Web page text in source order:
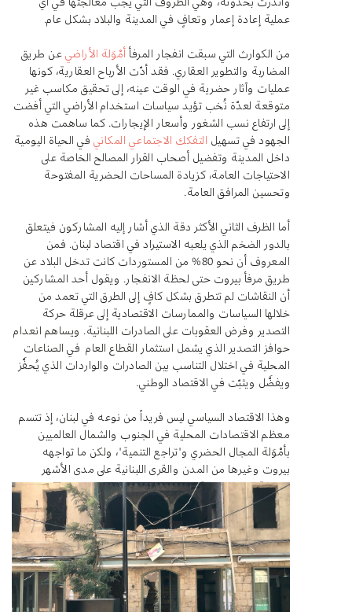
عملية إعادة إعمار وتعافٍ في المدينة والبلاد بشكل عام.
من الكوارث التي سبقت انفجار المرفأأمْوَلة الأراضيعن طريق
المضاربة والتطوير العقاري. فقد أدّت الأرباح العقارية، كونها
عمليات وآثار حضرية في الوقت عينه، إلى تحقيق مكاسب غير
متوقعة لعدّة نُخب تؤيد سياسات استخدام الأراضي التي أفضت
إلى ارتفاع نسب الشغور وأسعار الإيجارات. كما ساهمت هذه
الجهود في تسهيل التفكك الاجتماعي المكاني في الحياة اليومية
داخل المدينة وتفضيل أصحاب القرار المصالح الخاصة على
الاحتياجات العامة، كزيادة المساحات الحضرية المفتوحة
وتحسين المرافق العامة.
أما الظرف الثاني الأكثر دقة الذي أشار إليه المشاركون فيتعلق
بالدور الضخم الذي يلعبه الاستيراد في اقتصاد لبنان. فمن
المعروف أن نحو 80% من المستوردات كانت تدخل البلاد عن
طريق مرفأ بيروت حتى لحظة الانفجار. ويقول أحد المشاركين
أن النقاشات لم تتطرق بشكل كافٍ إلى الطرق التي تعمد من
خلالها السياسات والممارسات الاقتصادية إلى عرقلة حركة
التصدير وفرض العقوبات على الصادرات اللبنانية. ويساهم انعدام
حوافز التصدير الذي يشمل استثمار القطاع العام في الصناعات
المحلية في اختلال التناسب بين الصادرات والواردات الذي يُحفَّز
ويفضَّل ويثبّت في الاقتصاد الوطني.
وهذا الاقتصاد السياسي ليس فريداً من نوعه في لبنان، إذ تتسم
معظم الاقتصادات المحلية في الجنوب والشمال العالميين
بأمْوَلة المجال الحضري و"تراجع التنمية"، ولكن ما تواجهه
بيروت وغيرها من المدن والقرى اللبنانية على مدى الأشهر
الثمانية عشر السابقة غير مسبوق.